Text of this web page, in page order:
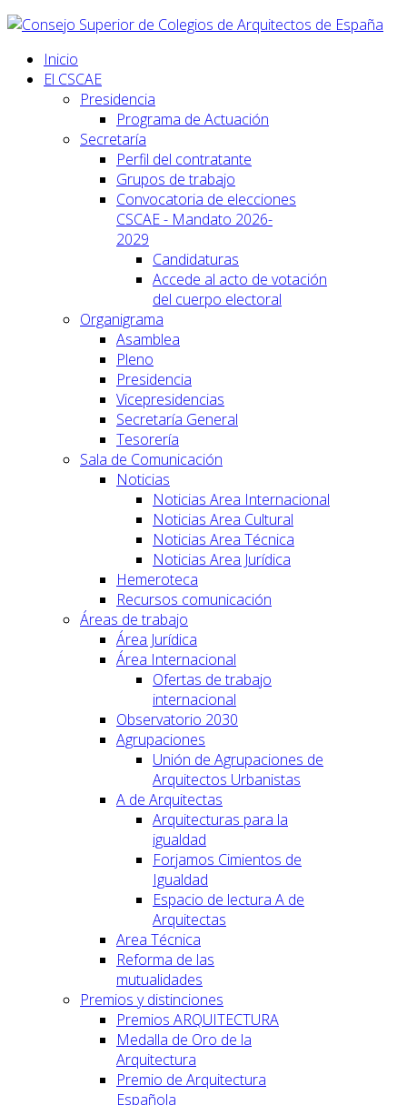
Inicio
El CSCAE
Presidencia
Programa de Actuación
Secretaría
Perfil del contratante
Grupos de trabajo
Convocatoria de elecciones
CSCAE - Mandato 2026-
2029
Candidaturas
Accede al acto de votación
del cuerpo electoral
Organigrama
Asamblea
Pleno
Presidencia
Vicepresidencias
Secretaría General
Tesorería
Sala de Comunicación
Noticias
Noticias Area Internacional
Noticias Area Cultural
Noticias Area Técnica
Noticias Area Jurídica
Hemeroteca
Recursos comunicación
Áreas de trabajo
Área Jurídica
Área Internacional
Ofertas de trabajo
internacional
Observatorio 2030
Agrupaciones
Unión de Agrupaciones de
Arquitectos Urbanistas
A de Arquitectas
Arquitecturas para la
igualdad
Forjamos Cimientos de
Igualdad
Espacio de lectura A de
Arquitectas
Area Técnica
Reforma de las
mutualidades
Premios y distinciones
Premios ARQUITECTURA
Medalla de Oro de la
Arquitectura
Premio de Arquitectura
Española